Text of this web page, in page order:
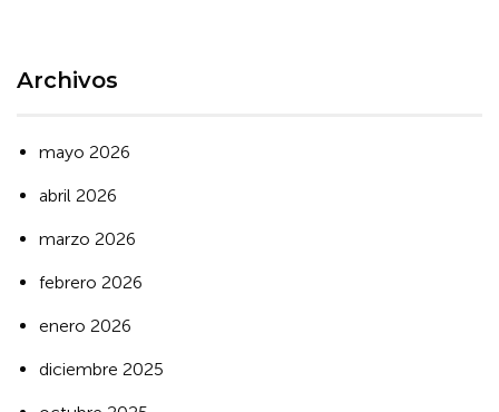
Archivos
mayo 2026
abril 2026
marzo 2026
febrero 2026
enero 2026
diciembre 2025